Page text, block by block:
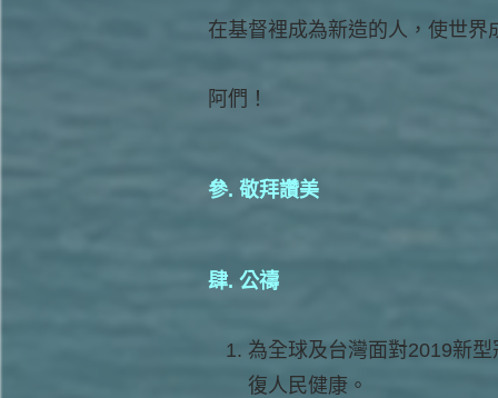
在基督裡成為新造的人，使世
阿們！
參. 敬拜讚美
肆. 公禱
為全球及台灣面對2019新
復人民健康。